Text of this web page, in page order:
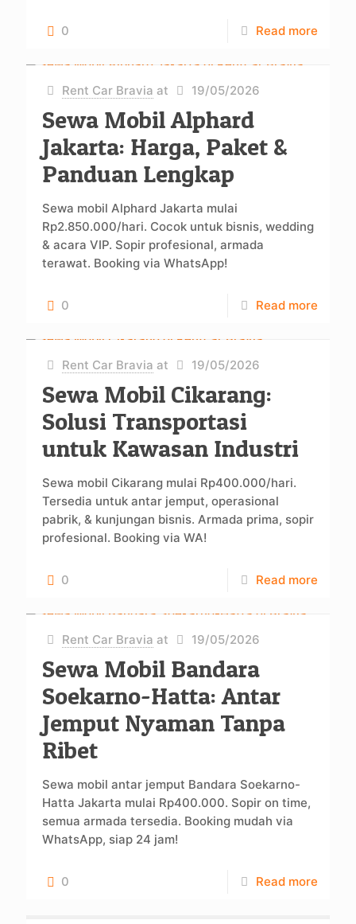
0 Read more
Rent Car Bravia at 19/05/2026
Sewa Mobil Alphard
Jakarta: Harga, Paket &
Panduan Lengkap
Sewa mobil Alphard Jakarta mulai
Rp2.850.000/hari. Cocok untuk bisnis, wedding
& acara VIP. Sopir profesional, armada
terawat. Booking via WhatsApp!
0 Read more
Rent Car Bravia at 19/05/2026
Sewa Mobil Cikarang:
Solusi Transportasi
untuk Kawasan Industri
Sewa mobil Cikarang mulai Rp400.000/hari.
Tersedia untuk antar jemput, operasional
pabrik, & kunjungan bisnis. Armada prima, sopir
profesional. Booking via WA!
0 Read more
Rent Car Bravia at 19/05/2026
Sewa Mobil Bandara
Soekarno-Hatta: Antar
Jemput Nyaman Tanpa
Ribet
Sewa mobil antar jemput Bandara Soekarno-
Hatta Jakarta mulai Rp400.000. Sopir on time,
semua armada tersedia. Booking mudah via
WhatsApp, siap 24 jam!
0 Read more